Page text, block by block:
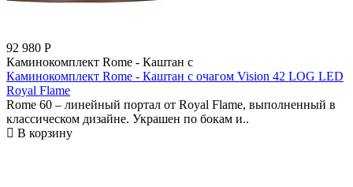
92 980 Р
Каминокомплект Rome - Каштан с
Каминокомплект Rome - Каштан с очагом Vision 42 LOG LED
Royal Flame
Rome 60 – линейный портал от Royal Flame, выполненный в
классическом дизайне. Украшен по бокам и..
В корзину